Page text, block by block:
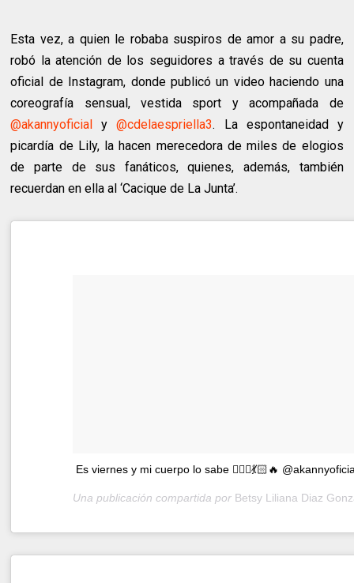
Esta vez, a quien le robaba suspiros de amor a su padre,
robó la atención de los seguidores a través de su cuenta
oficial de Instagram, donde publicó un video haciendo una
coreografía sensual, vestida sport y acompañada de
@akannyoficial
y@cdelaespriella3. La espontaneidad y
picardía de Lily, la hacen merecedora de miles de elogios
de parte de sus fanáticos, quienes, además, también
recuerdan en ella al ‘Cacique de La Junta’.
Es viernes y mi cuerpo lo sabe 🤷🏻‍♀️💃🏻🔥
Una publicación compartida por Betsy Liliana Diaz